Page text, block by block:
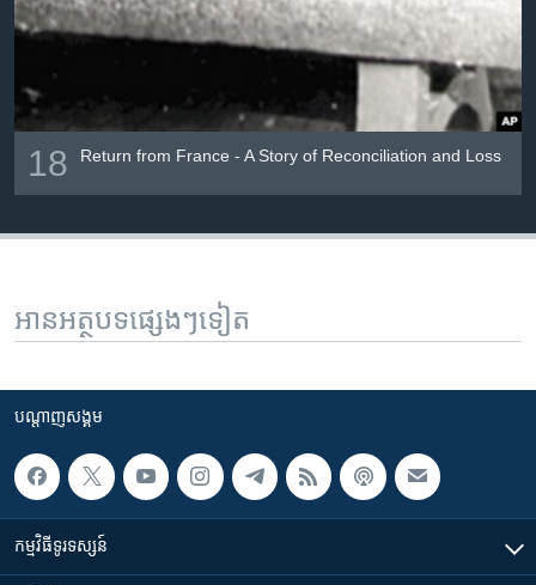
18 Return from France - A Story of Reconciliation and Loss
អានអត្ថបទផ្សេងៗទៀត
បណ្តាញ​សង្គម
កម្មវិធី​ទូរទស្សន៍